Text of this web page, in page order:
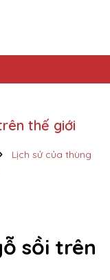
thế giới
Lịch sử của thùng
sồi trên